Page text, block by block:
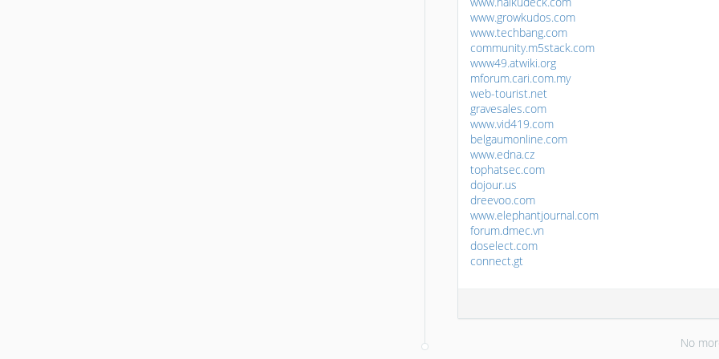
www.growkudos.com
www.techbang.com
community.m5stack.com
www49.atwiki.org
mforum.cari.com.my
web-tourist.net
gravesales.com
www.vid419.com
belgaumonline.com
www.edna.cz
tophatsec.com
dojour.us
dreevoo.com
www.elephantjournal.com
forum.dmec.vn
doselect.com
connect.gt
No